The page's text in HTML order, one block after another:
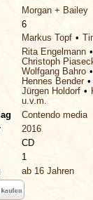
Morgan + Bailey
6
Markus Topf
Rita Engelmann
Christoph
Wolfgang Bahro
Hennes Bender
Jürgen Holdorf
u.v.m.
Contendo media
2016
CD
1
ab 16 Jahren